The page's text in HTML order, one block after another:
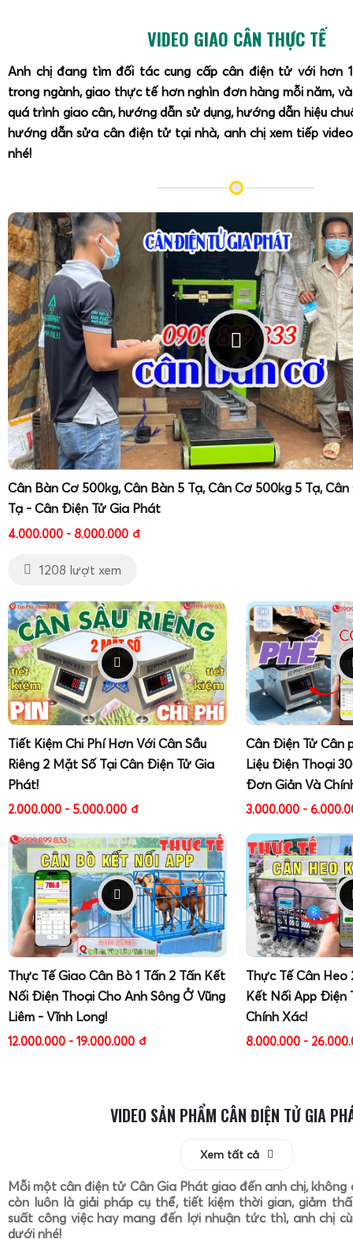
VIDEO GIAO CÂN THỰC TẾ
Anh chị đang tìm đối tác cung cấp cân điện tử với hơn
trong ngành, giao thực tế hơn nghìn đơn hàng mỗi năm,
quá trình giao cân, hướng dẫn sử dụng, hướng dẫn hiệu
hướng dẫn sửa cân điện tử tại nhà, anh chị xem tiếp
nhé!
Cân Bàn Cơ 500kg, Cân Bàn 5 Tạ, Cân Cơ 500kg 5 Tạ,
Tạ - Cân Điện Tử Gia Phát
4.000.000 - 8.000.000 đ
1208 lượt xem
Tiết Kiệm Chi Phí Hơn Với Cân Sầu
Riêng 2 Mặt Số Tại Cân Điện Tử Gia
Phát!
2.000.000 - 5.000.000 đ
Cân Điện Tử Cân
Liệu Điện Thoại
Đơn Giản Và
3.000.000 -
Thực Tế Giao Cân Bò 1 Tấn 2 Tấn Kết
Nối Điện Thoại Cho Anh Sông Ở Vũng
Liêm - Vĩnh Long!
12.000.000 - 19.000.000 đ
Thực Tế Cân
Kết Nối App Điện
Chính Xác!
8.000.000 -
VIDEO SẢN PHẨM CÂN ĐIỆN TỬ GIA
Xem tất cả
Mỗi một cân điện tử Cân Gia Phát giao đến anh chị, không
còn luôn là giải pháp cụ thể, tiết kiệm thời gian, giảm
suất công việc hay mang đến lợi nhuận tức thì, anh chị
dưới nhé!